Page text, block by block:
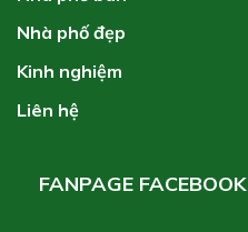
Nhà phố đẹp
Kinh nghiệm
Liên hệ
FANPAGE FACEBOOK